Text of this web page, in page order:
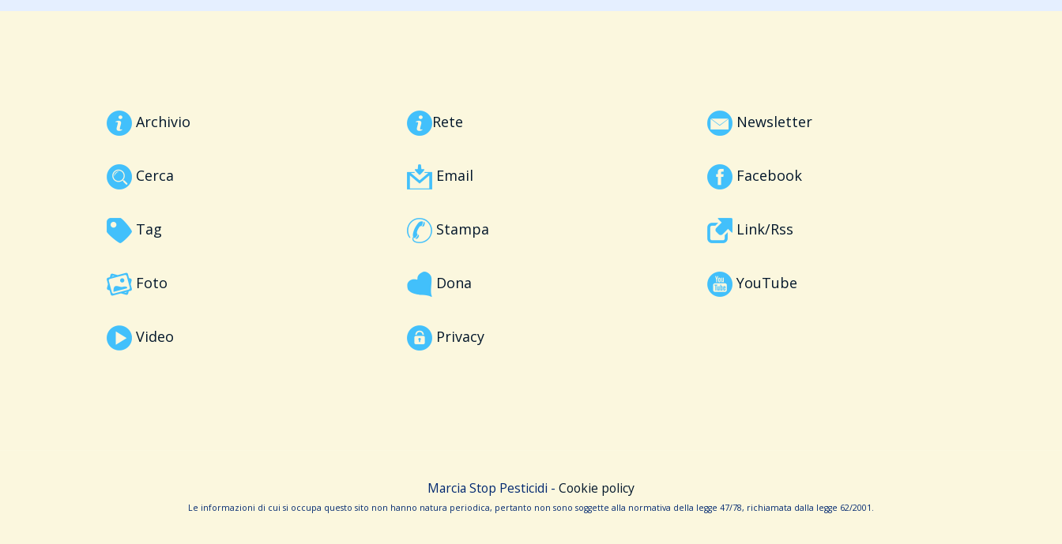
Archivio
Cerca
Tag
Foto
Video
Rete
Email
Stampa
Dona
Privacy
Newsletter
Facebook
Link/Rss
YouTube
Marcia Stop Pesticidi - Cookie policy
Le informa­zioni di cui si occupa questo sito non hanno na­tura periodica, pertanto non sono sog­gette alla normativa della legge 47/78, richiamata dalla leg­ge 62/­2001.